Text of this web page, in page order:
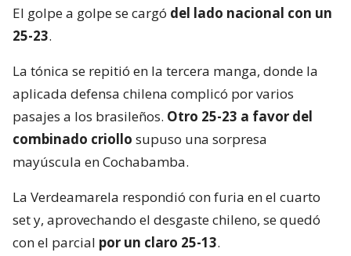
El golpe a golpe se cargó del lado nacional con un
25-23.
La tónica se repitió en la tercera manga, donde la
aplicada defensa chilena complicó por varios
pasajes a los brasileños. Otro 25-23 a favor del
combinado criollo supuso una sorpresa
mayúscula en Cochabamba.
La Verdeamarela respondió con furia en el cuarto
set y, aprovechando el desgaste chileno, se quedó
con el parcial por un claro 25-13.